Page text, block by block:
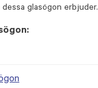
glasögon erbjuder.